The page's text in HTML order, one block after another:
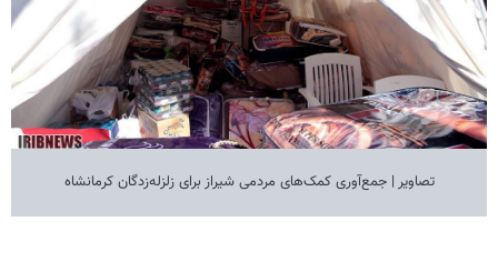
تصاویر | جمع‌آوری کمک‌های مردمی شیراز برای زلزله‌زدگان کرمانشاه